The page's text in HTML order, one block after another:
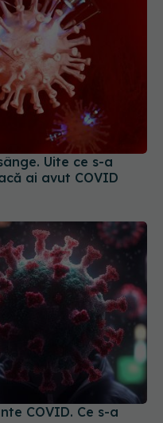
Uite ce s-a
ai avut COVID
COVID. Ce s-a